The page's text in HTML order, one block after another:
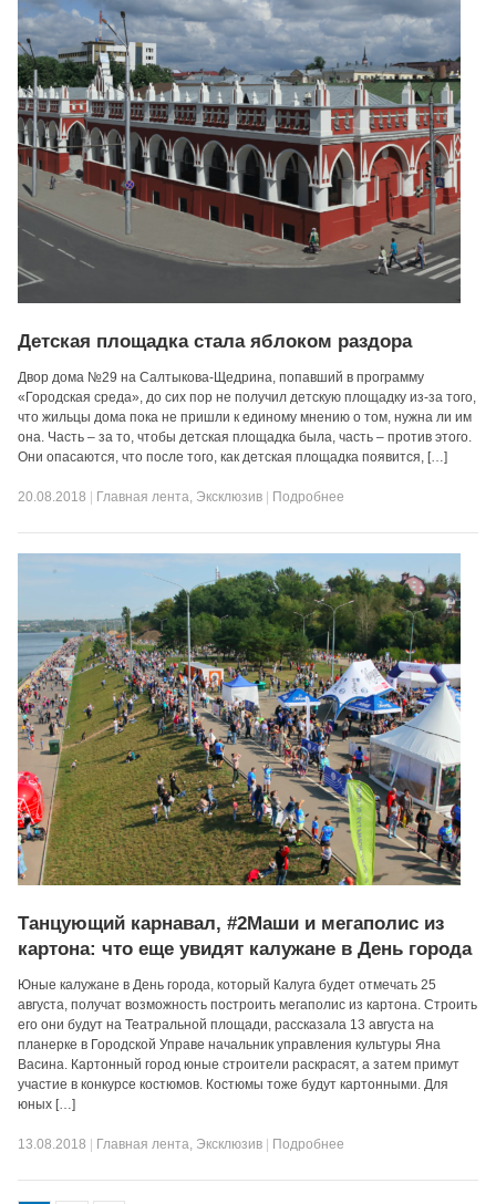
Детская площадка стала яблоком раздора
Двор дома №29 на Салтыкова-Щедрина, попавший в программу
«Городская среда», до сих пор не получил детскую площадку из-за того,
что жильцы дома пока не пришли к единому мнению о том, нужна ли им
она. Часть – за то, чтобы детская площадка была, часть – против этого.
Они опасаются, что после того, как детская площадка появится, […]
20.08.2018 Главная лента, Эксклюзив Подробнее
Танцующий карнавал, #2Маши и мегаполис из
картона: что еще увидят калужане в День города
Юные калужане в День города, который Калуга будет отмечать 25
августа, получат возможность построить мегаполис из картона. Строить
его они будут на Театральной площади, рассказала 13 августа на
планерке в Городской Управе начальник управления культуры Яна
Васина. Картонный город юные строители раскрасят, а затем примут
участие в конкурсе костюмов. Костюмы тоже будут картонными. Для
юных […]
13.08.2018 Главная лента, Эксклюзив Подробнее